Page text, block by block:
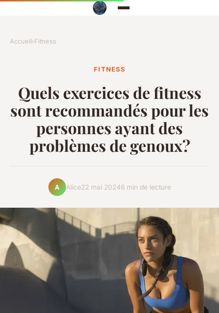
Accueil›Fitness
FITNESS
Quels exercices de fitness
sont recommandés pour les
personnes ayant des
problèmes de genoux?
A Alice22 mai 20246 min de lecture